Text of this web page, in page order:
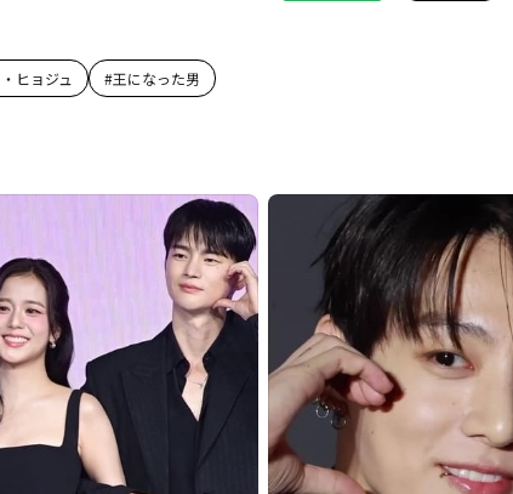
ヒョジュ #王になった男